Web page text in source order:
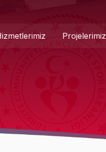
Projelerimiz